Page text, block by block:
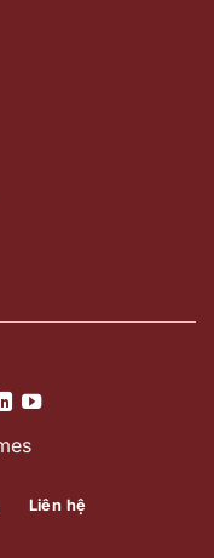
Liên hệ